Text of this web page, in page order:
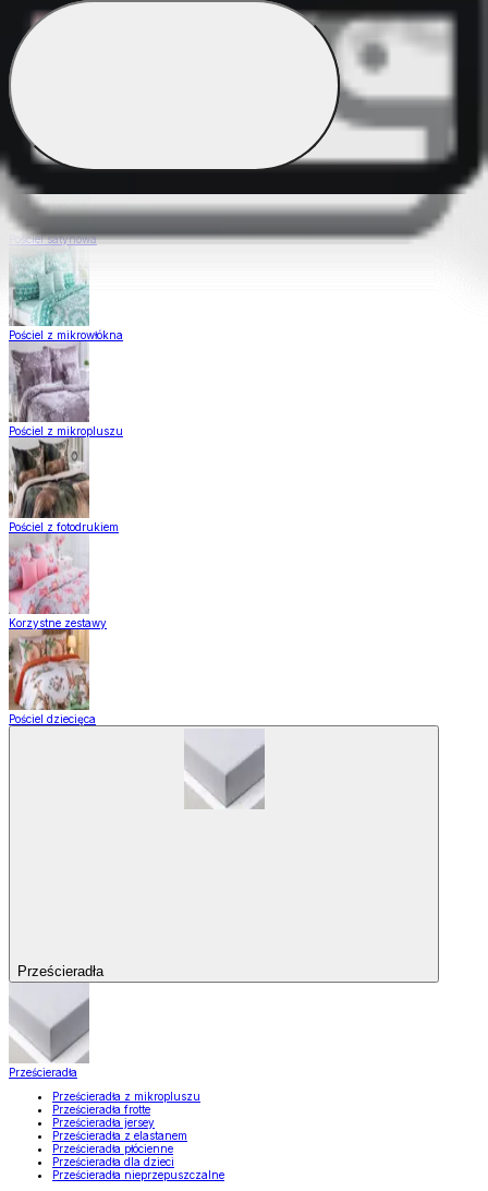
Pościel Dual Feel
Pościel z gładkiej bawełny
Pościel satynowa
Pościel z mikrowłókna
Pościel z mikropluszu
Pościel z fotodrukiem
Korzystne zestawy
Pościel dziecięca
Prześcieradła
Prześcieradła
Prześcieradła z mikropluszu
Prześcieradła frotte
Prześcieradła jersey
Prześcieradła z elastanem
Prześcieradła płócienne
Prześcieradła dla dzieci
Prześcieradła nieprzepuszczalne